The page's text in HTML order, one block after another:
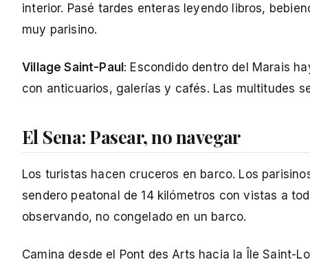
interior. Pasé tardes enteras leyendo libros,
muy parisino.
Village Saint-Paul: Escondido dentro del Marais
con anticuarios, galerías y cafés. Las multitudes
El Sena: Pasear, no navegar
Los turistas hacen cruceros en barco. Los
sendero peatonal de 14 kilómetros con vistas a
observando, no congelado en un barco.
Camina desde el Pont des Arts hacia la Île Saint-